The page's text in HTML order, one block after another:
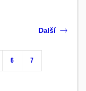
6 7
Další